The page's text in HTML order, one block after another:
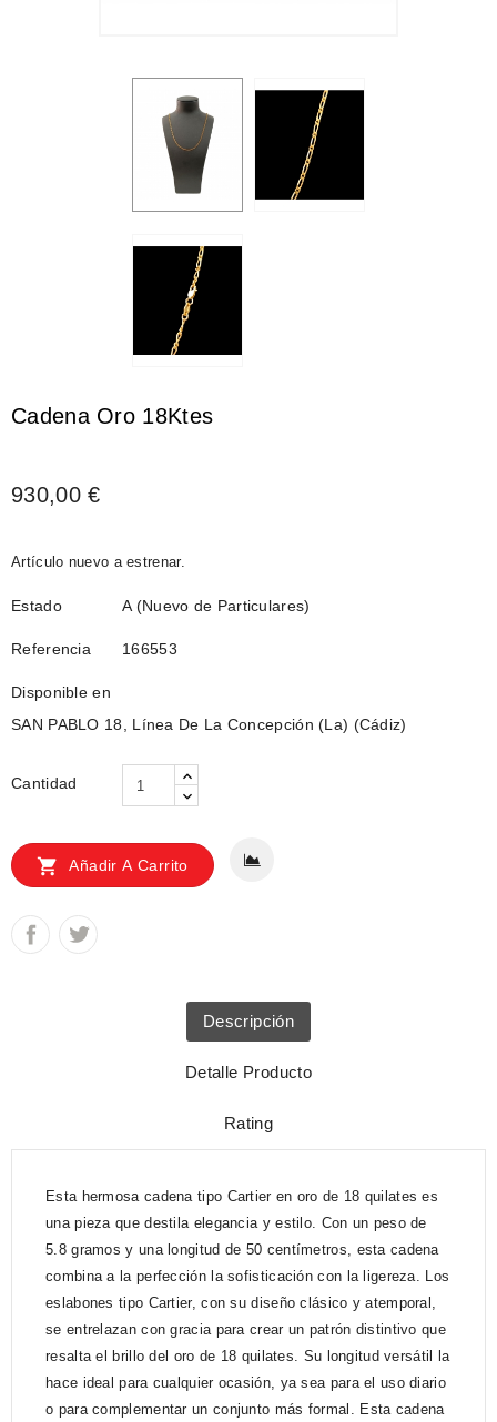
Cadena Oro 18Ktes
930,00 €
Artículo nuevo a estrenar.
Estado A (Nuevo de Particulares)
Referencia 166553
Disponible en
SAN PABLO 18, Línea De La Concepción (La) (Cádiz)
Cantidad
 Añadir A Carrito
Descripción
Detalle Producto
Rating
Esta hermosa cadena tipo Cartier en oro de 18 quilates es
una pieza que destila elegancia y estilo. Con un peso de
5.8 gramos y una longitud de 50 centímetros, esta cadena
combina a la perfección la sofisticación con la ligereza. Los
eslabones tipo Cartier, con su diseño clásico y atemporal,
se entrelazan con gracia para crear un patrón distintivo que
resalta el brillo del oro de 18 quilates. Su longitud versátil la
hace ideal para cualquier ocasión, ya sea para el uso diario
o para complementar un conjunto más formal. Esta cadena